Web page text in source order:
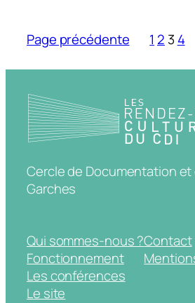
Page précédente 1 2 3 4
Cercle de Documentation
Garches
Qui sommes-nous ?
Fonctionnement
Les conférences
Le site
Contact